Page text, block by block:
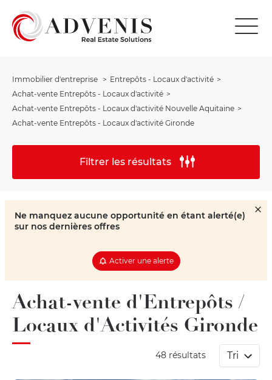
Immobilier d'entreprise
Entrepôts - Locaux d'activité
Achat-vente Entrepôts - Locaux d'activité
Achat-vente Entrepôts - Locaux d'activité Nouvelle Aquitaine
Achat-vente Entrepôts - Locaux d'activité Gironde
Filtrer les résultats
Ne manquez aucune opportunité en étant alerté(e)
sur nos dernières offres
Activer une alerte
Achat-vente d'Entrepôts /
Locaux d'Activités Gironde
48 résultats Tri